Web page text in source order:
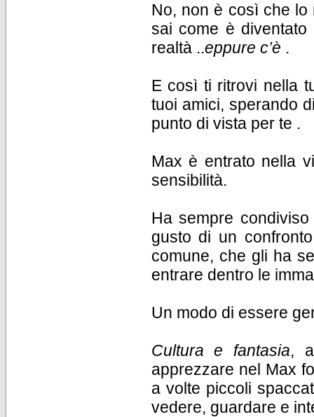
No, non è così che lo
sai come è
realtà ..eppure c’è .
E così ti ritrovi nella
tuoi amici, sperando
punto di vista per te .
Max è entrato nella
sensibilità.
Ha sempre
gusto di un
comune, che gli ha
entrare dentro le
Un modo di essere
Cultura e fantasia,
apprezzare nel Max
a volte piccoli
vedere, guardare e